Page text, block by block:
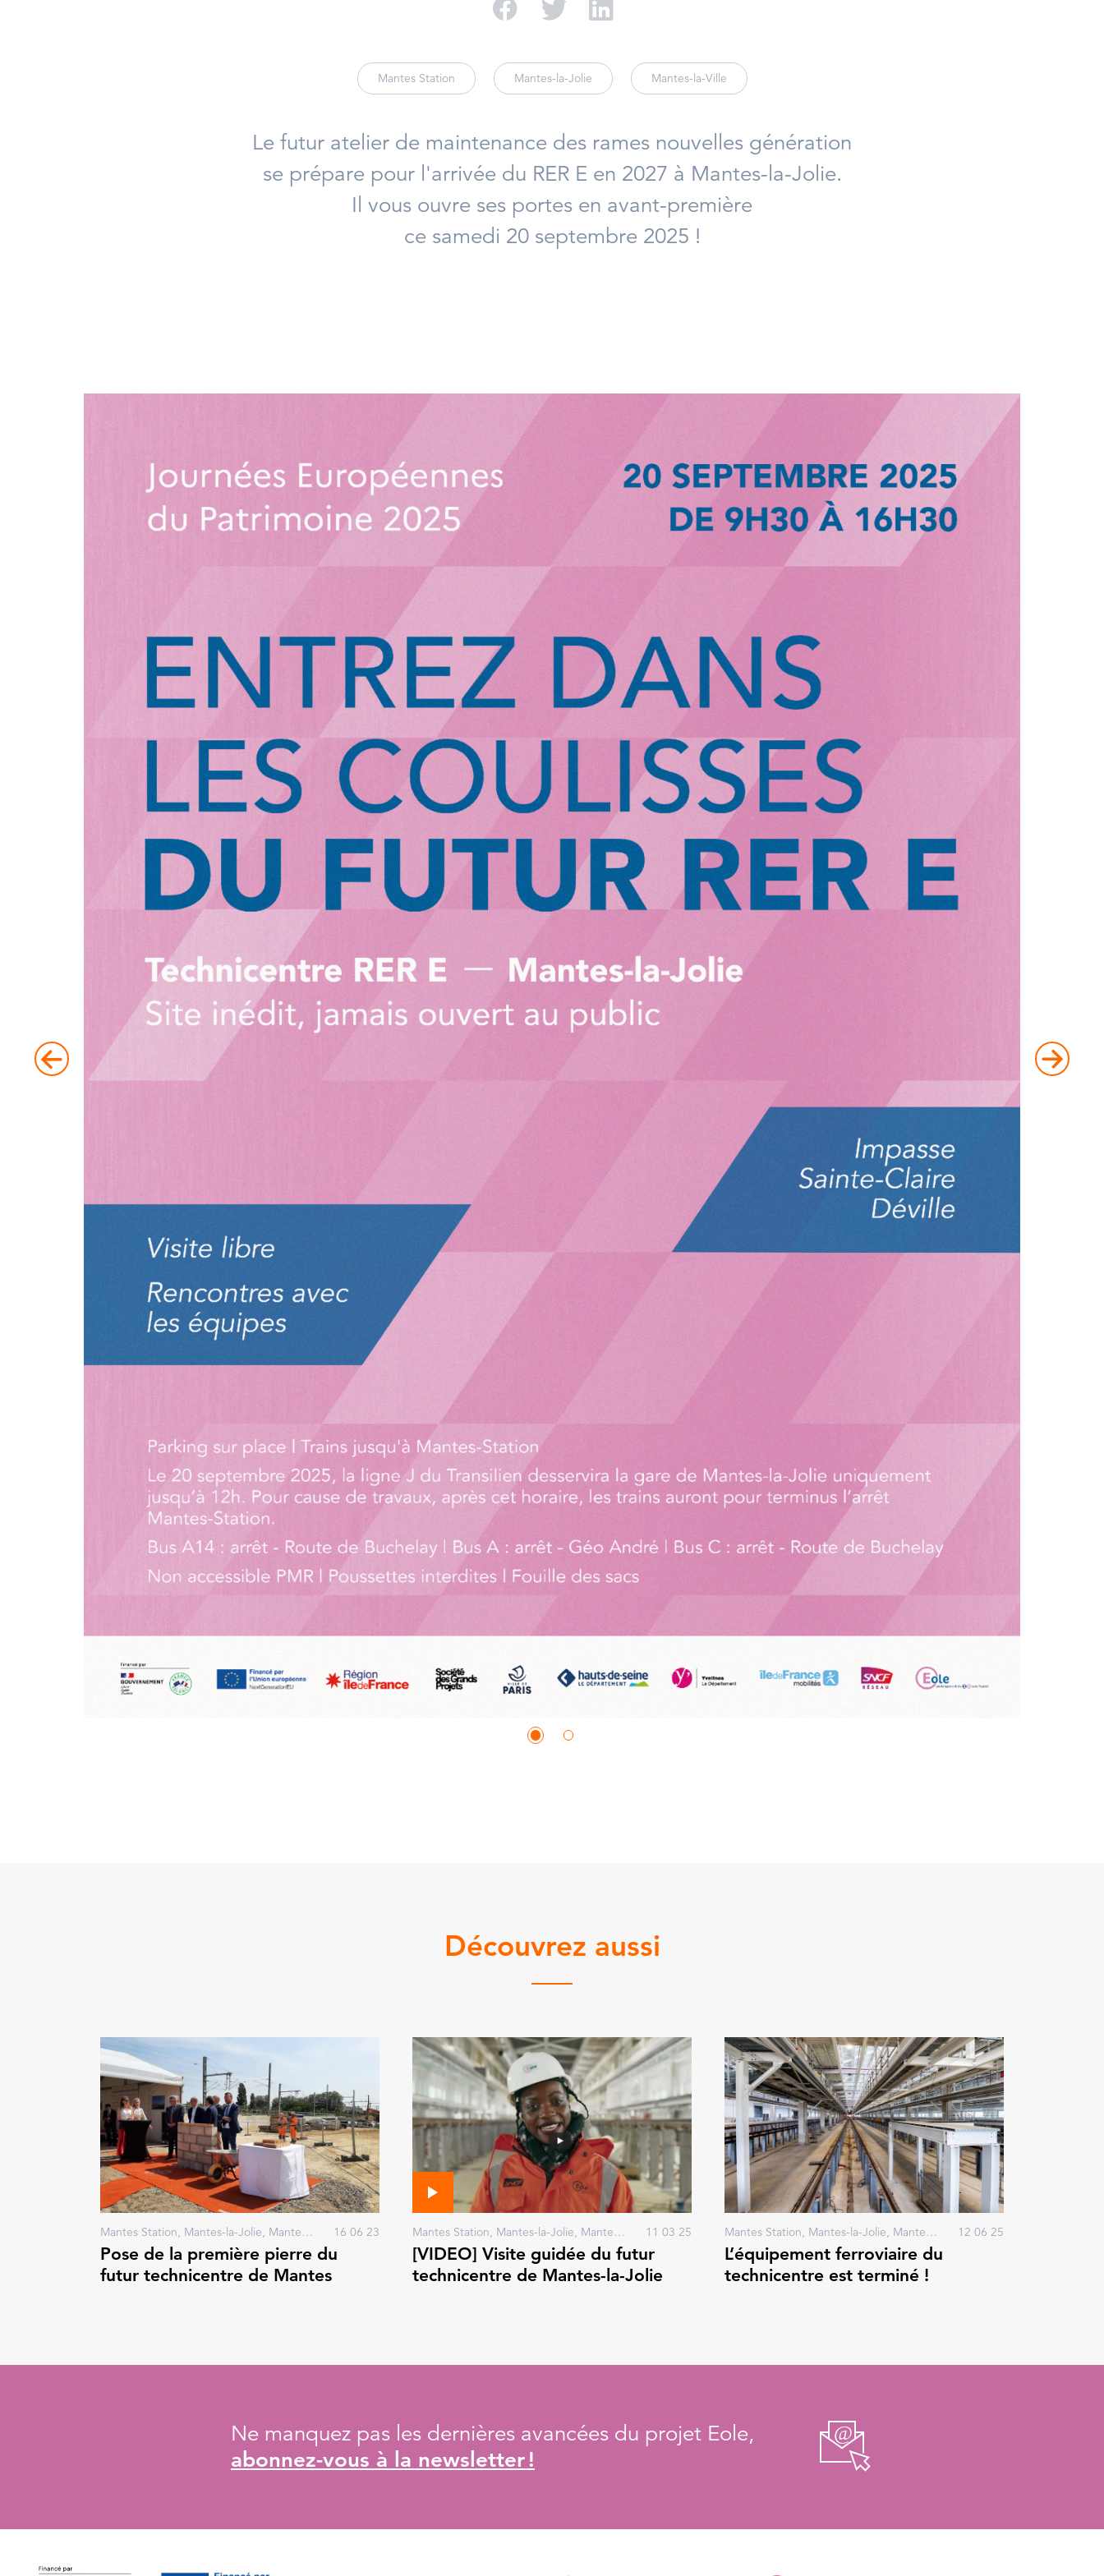
Partager sur Facebook
Partager sur Twitter
Mantes Station Mantes-la-Jolie Mantes-la-Ville
Le futur atelier de maintenance des rames nouvelles génération
se prépare pour l'arrivée du RER E en 2027 à Mantes-la-Jolie.
Il vous ouvre ses portes en avant-première
ce samedi 20 septembre 2025 !
Découvrez aussi
Mantes Station, Mantes-la-Jolie, Mantes-la-Ville 16 06 23
Pose de la première pierre du
futur technicentre de Mantes
Mantes Station, Mantes-la-Jolie, Mantes-la-Ville 11 03 25
[VIDEO] Visite guidée du futur
technicentre de Mantes-la-Jolie
Mantes Station, Mantes-la-Jolie, Mantes-la-Ville 12 06 25
L’équipement ferroviaire du
technicentre est terminé !
Ne manquez pas les dernières avancées du projet Eole,
abonnez-vous à la newsletter !